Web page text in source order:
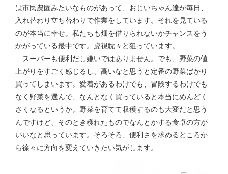
は市民農園みたいなものがあって、おじいちゃん達が毎日、
入れ替わり立ち替わりで作業をしています。それを見ている
のが本当に幸せ。私たちも畑を借りられないかチャンスをう
かがっている最中です。虎視眈々と狙っています。
スーパーも便利だし嫌いではありません。でも、野菜の値
上がりをすごく感じるし、高いなと思うと定番の野菜ばかり
買ってしまいます。愛着があるわけでも、冒険するわけでも
なく野菜を選んで、なんとなく買っていると本当にめんどく
さくなるというか。野菜を育てて収穫するのも大変だと思う
んですけど、そのとき穫れたものでなんとかする食卓の方が
いいなと思っています。そろそろ、便利さを求めるところか
ら徐々に方向を変えていきたい気がします。